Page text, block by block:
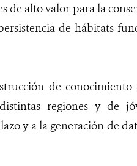
de alto valor para la
de hábitats
de conocimiento
regiones y de
y a la generación de